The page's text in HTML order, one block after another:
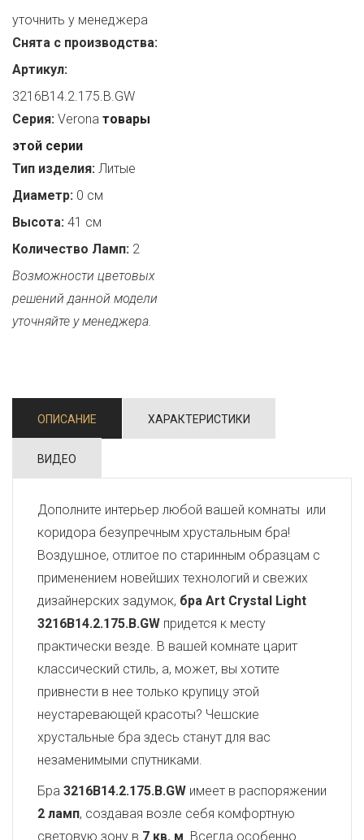
уточнить у менеджера
Снята с производства:
Артикул:
3216B14.2.175.B.GW
Серия: Verona товары
этой серии
Тип изделия: Литые
Диаметр: 0 см
Высота: 41 см
Количество Ламп: 2
Возможности цветовых
решений данной модели
уточняйте у менеджера.
ОПИСАНИЕ ХАРАКТЕРИСТИКИ
ВИДЕО
Дополните интерьер любой вашей комнаты или
коридора безупречным хрустальным бра!
Воздушное, отлитое по старинным образцам с
применением новейших технологий и свежих
дизайнерских задумок, бра Art Crystal Light
3216B14.2.175.B.GW придется к месту
практически везде. В вашей комнате царит
классический стиль, а, может, вы хотите
привнести в нее только крупицу этой
неустаревающей красоты? Чешские
хрустальные бра здесь станут для вас
незаменимыми спутниками.
Бра 3216B14.2.175.B.GW имеет в распоряжении
2 ламп, создавая возле себя комфортную
световую зону в 7 кв. м . Всегда особенно